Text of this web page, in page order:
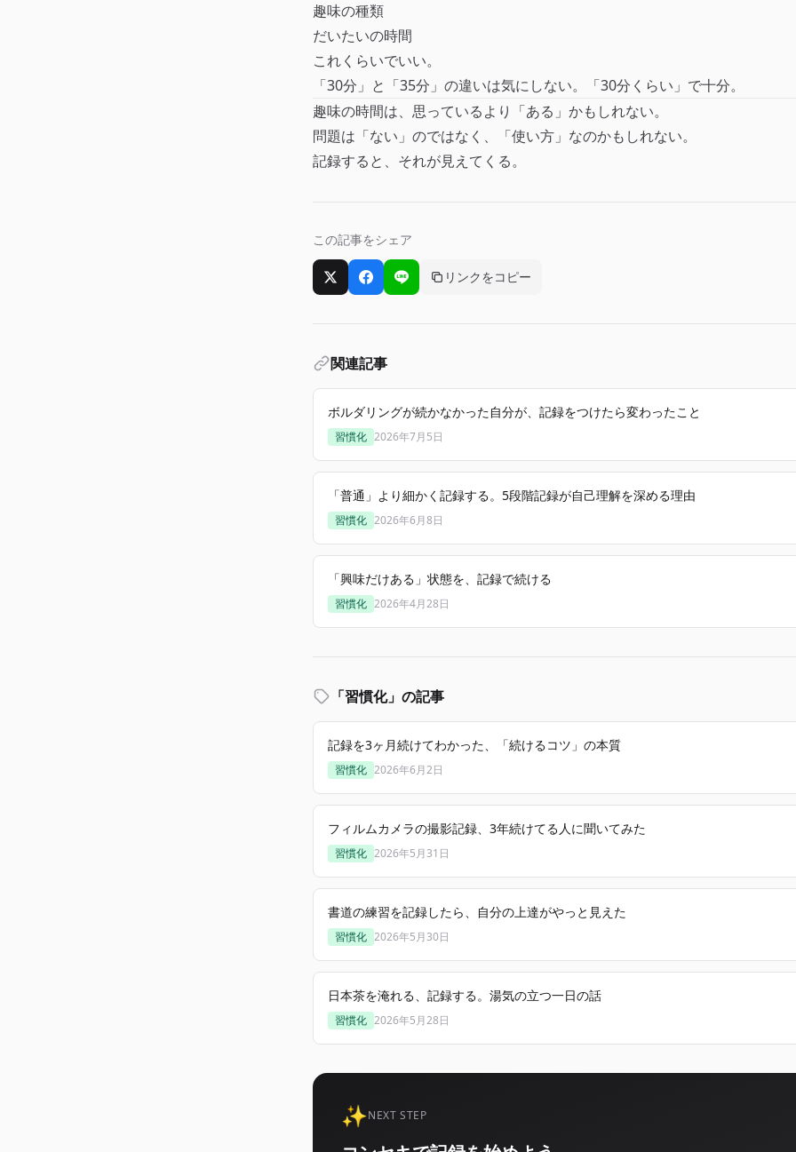
趣味の種類
だいたいの時間
これくらいでいい。
「30分」と「35分」の違いは気にしない。「30分くらい」で十分。
趣味の時間は、思っているより「ある」かもしれない。
問題は「ない」のではなく、「使い方」なのかもしれない。
記録すると、それが見えてくる。
この記事をシェア
XでシェアFacebookでシェア
LINEでシェアリンクをコピー
関連記事
ボルダリングが続かなかった自分が、記録をつけたら変わったこと
習慣化 2026年7月5日
「普通」より細かく記録する。5段階記録が自己理解を深める理由
習慣化 2026年6月8日
「興味だけある」状態を、記録で続ける
習慣化 2026年4月28日
「習慣化」の記事
記録を3ヶ月続けてわかった、「続けるコツ」の本質
習慣化 2026年6月2日
フィルムカメラの撮影記録、3年続けてる人に聞いてみた
習慣化 2026年5月31日
書道の練習を記録したら、自分の上達がやっと見えた
習慣化 2026年5月30日
日本茶を淹れる、記録する。湯気の立つ一日の話
習慣化 2026年5月28日
✨NEXT STEP